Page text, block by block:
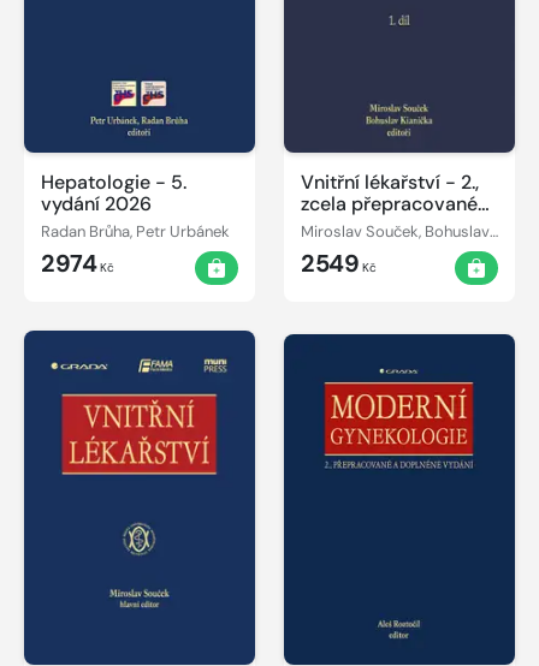
Hepatologie - 5.
vydání 2026
Radan Brůha, Petr Urbánek
2974Kč
Vnitřní lékařství - 2.,
zcela přepracované
vydání
Miroslav Souček, Bohuslav Kianička
2549 Kč